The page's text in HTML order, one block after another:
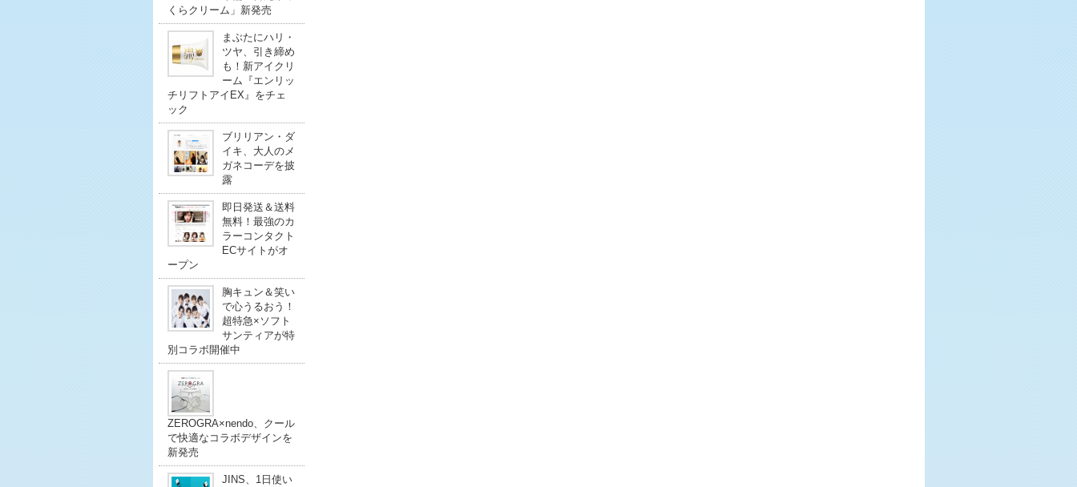
くらクリーム」新発売
まぶたにハリ・
ツヤ、引き締め
も！新アイクリ
ーム『エンリッ
チリフトアイEX』をチェ
ック
ブリリアン・ダ
イキ、大人のメ
ガネコーデを披
露
即日発送＆送料
無料！最強のカ
ラーコンタクト
ECサイトがオ
ープン
胸キュン＆笑い
で心うるおう！
超特急×ソフト
サンティアが特
別コラボ開催中
ZEROGRA×nendo、クール
で快適なコラボデザインを
新発売
JINS、1日使い